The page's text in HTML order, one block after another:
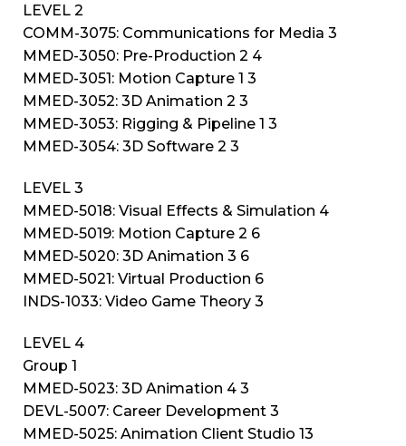
LEVEL 2
COMM-3075: Communications for Media 3
MMED-3050: Pre-Production 2 4
MMED-3051: Motion Capture 1 3
MMED-3052: 3D Animation 2 3
MMED-3053: Rigging & Pipeline 1 3
MMED-3054: 3D Software 2 3
LEVEL 3
MMED-5018: Visual Effects & Simulation 4
MMED-5019: Motion Capture 2 6
MMED-5020: 3D Animation 3 6
MMED-5021: Virtual Production 6
INDS-1033: Video Game Theory 3
LEVEL 4
Group 1
MMED-5023: 3D Animation 4 3
DEVL-5007: Career Development 3
MMED-5025: Animation Client Studio 13